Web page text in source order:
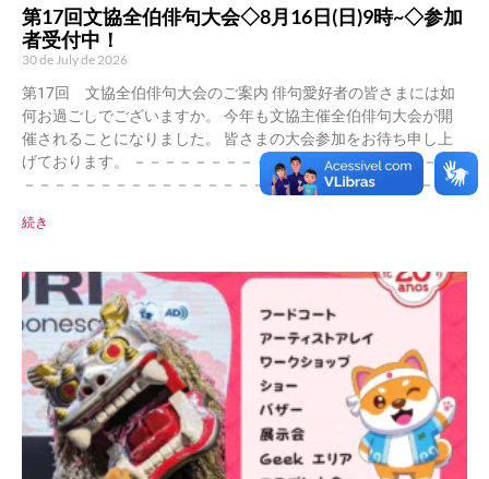
第17回文協全伯俳句大会◇8月16日(日)9時~◇参加
者受付中！
30 de July de 2026
第17回 文協全伯俳句大会のご案内 俳句愛好者の皆さまには如
何お過ごしでございますか。 今年も文協主催全伯俳句大会が開
催されることになりました。 皆さまの大会参加をお待ち申し上
げております。 －－－－－－－－－－－－－－－－－－－－－
－－－－－－－－－－－－－－－－－－－－－－－－－－－－－
続き